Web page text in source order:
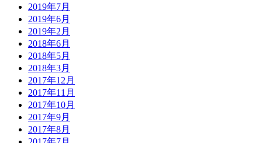
2019年7月
2019年6月
2019年2月
2018年6月
2018年5月
2018年3月
2017年12月
2017年11月
2017年10月
2017年9月
2017年8月